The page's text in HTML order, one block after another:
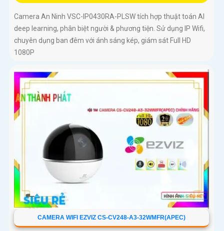
Camera An Ninh VSC-IP0430RA-PLSW tích hợp thuật toán AI
deep learning, phân biệt người & phương tiện. Sử dụng IP Wifi,
chuyên dụng ban đêm với ánh sáng kép, giám sát Full HD
1080P
CAMERA WIFI EZVIZ CS-CV248-A3-32WMFR(APEC)